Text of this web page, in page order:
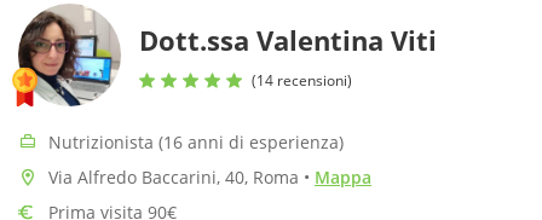
Dott.ssa Valentina Viti
(14 recensioni)
Nutrizionista (16 anni di esperienza)
Via Alfredo Baccarini, 40, Roma • Mappa
Prima visita 90€